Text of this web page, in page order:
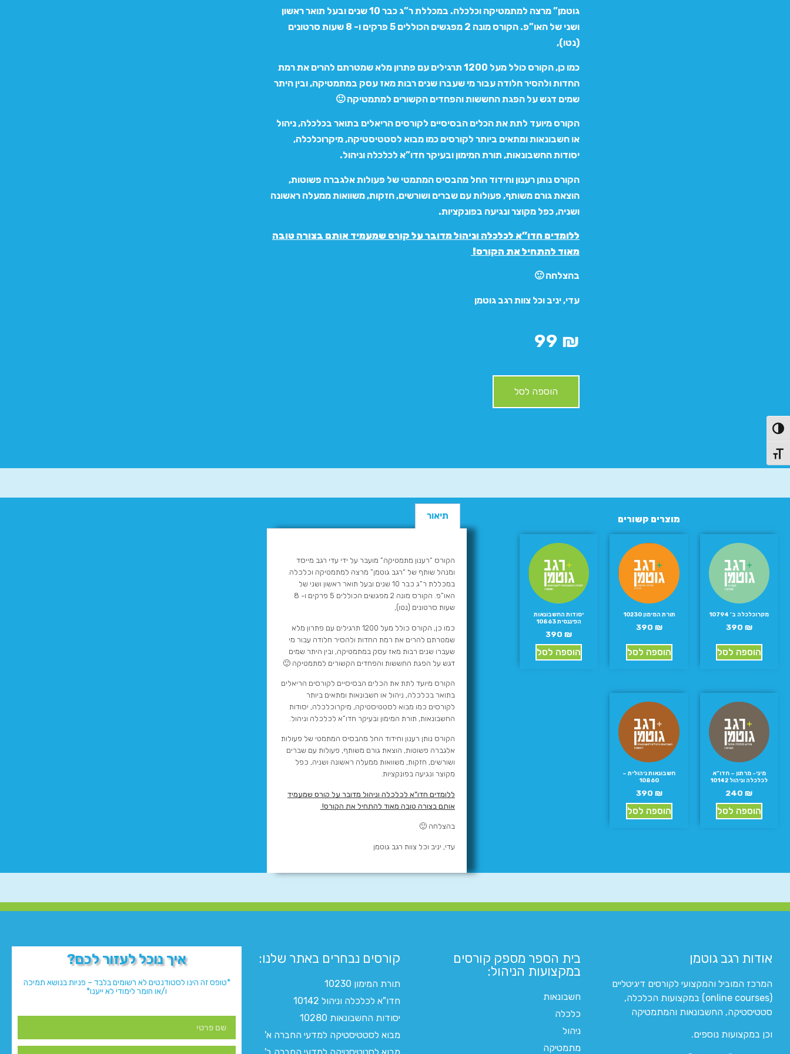
הפעל/כבה ניגודיות גבוהה
מתג גודל גופן
גוטמן” מרצה למתמטיקה וכלכלה. במכללת ר”ג כבר 10 שנים ובעל תואר ראשון
ושני של האו”פ. הקורס מונה 2 מפגשים הכוללים 5 פרקים ו- 8 שעות סרטונים
(נטו),
כמו כן, הקורס כולל מעל 1200 תרגילים עם פתרון מלא שמטרתם להרים את רמת
החדות ולהסיר חלודה עבור מי שעברו שנים רבות מאז עסק במתמטיקה, ובין היתר
שמים דגש על הפגת החששות והפחדים הקשורים למתמטיקה 🙂
הקורס מיועד לתת את הכלים הבסיסיים לקורסים הריאלים בתואר בכלכלה, ניהול
או חשבונאות ומתאים ביותר לקורסים כמו מבוא לסטטיסטיקה, מיקרוכלכלה,
יסודות החשבונאות, תורת המימון ובעיקר חדו”א לכלכלה וניהול.
הקורס נותן רענון וחידוד החל מהבסיס המתמטי של פעולות אלגברה פשוטות,
הוצאת גורם משותף, פעולות עם שברים ושורשים, חזקות, משוואות ממעלה ראשונה
ושניה, כפל מקוצר ונגיעה בפונקציות.
ללומדים חדו”א לכלכלה וניהול מדובר על קורס שמעמיד אותם בצורה טובה
מאוד להתחיל את הקורס!
בהצלחה 🙂
עדי, יניב וכל צוות רגב גוטמן
99 ₪
הוספה לסל
מוצרים קשורים
מקרוכלכלה ב’ 10794
390 ₪
הוספה לסל
תורת המימון 10230
390 ₪
הוספה לסל
יסודות החשבונאות
הפיננסית 10863
390₪
הוספה לסל
מיני- מרתון – חדו”א
לכלכלה וניהול 10142
240₪
הוספה לסל
חשבונאות ניהולית –
10860
390 ₪
הוספה לסל
תיאור
הקורס “רענון מתמטיקה” מועבר על ידי עדי רגב מייסד
ומנהל שותף של “רגב גוטמן” מרצה למתמטיקה וכלכלה.
במכללת ר”ג כבר 10 שנים ובעל תואר ראשון ושני של
האו”פ. הקורס מונה 2 מפגשים הכוללים 5 פרקים ו- 8
שעות סרטונים (נטו),
כמו כן, הקורס כולל מעל 1200 תרגילים עם פתרון מלא
שמטרתם להרים את רמת החדות ולהסיר חלודה עבור מי
שעברו שנים רבות מאז עסק במתמטיקה, ובין היתר שמים
דגש על הפגת החששות והפחדים הקשורים למתמטיקה 🙂
הקורס מיועד לתת את הכלים הבסיסיים לקורסים הריאלים
בתואר בכלכלה, ניהול או חשבונאות ומתאים ביותר
לקורסים כמו מבוא לסטטיסטיקה, מיקרוכלכלה, יסודות
החשבונאות, תורת המימון ובעיקר חדו”א לכלכלה וניהול.
הקורס נותן רענון וחידוד החל מהבסיס המתמטי של פעולות
אלגברה פשוטות, הוצאת גורם משותף, פעולות עם שברים
ושורשים, חזקות, משוואות ממעלה ראשונה ושניה, כפל
מקוצר ונגיעה בפונקציות.
ללומדים חדו”א לכלכלה וניהול מדובר על קורס שמעמיד
אותם בצורה טובה מאוד להתחיל את הקורס!
בהצלחה 🙂
עדי, יניב וכל צוות רגב גוטמן
אודות רגב גוטמן
המרכז המוביל והמקצועי לקורסים דיגיטליים
(online courses) במקצועות הכלכלה,
סטטיסטיקה, החשבונאות והמתמטיקה
וכן במקצועות נוספים.
בית הספר מספק קורסים
במקצועות הניהול:
חשבונאות
כלכלה
ניהול
מתמטיקה
קורסים נבחרים באתר שלנו:​
תורת המימון 10230
חדו"א לכלכלה וניהול 10142
יסודות החשבונאות 10280
מבוא לסטטיסטיקה למדעי החברה א'
איך נוכל לעזור לכם?
*טופס זה הינו לסטודנטים לא רשומים בלבד – פניות בנושא תמיכה
ו/או חומר לימודי לא ייענו*